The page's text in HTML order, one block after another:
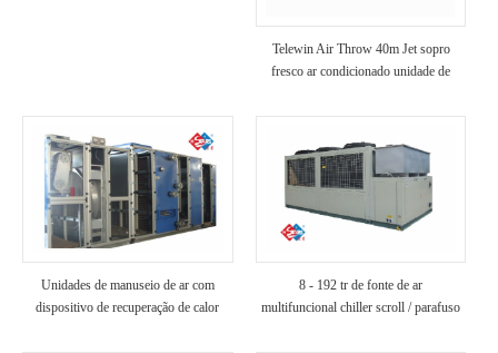
Telewin Air Throw 40m Jet sopro
fresco ar condicionado unidade de
Unidades de manuseio de ar com
dispositivo de recuperação de calor
8 - 192 tr de fonte de ar
multifuncional chiller scroll / parafuso